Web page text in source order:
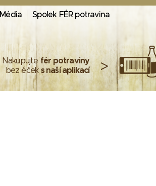
Média Spolek FÉR potravina
Nakupujte fér potraviny
bez éček s naší aplikací >